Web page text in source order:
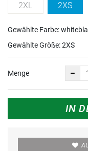
2XL 2XS
Gewählte Farbe:
Gewählte Größe:2XS
Menge
IN